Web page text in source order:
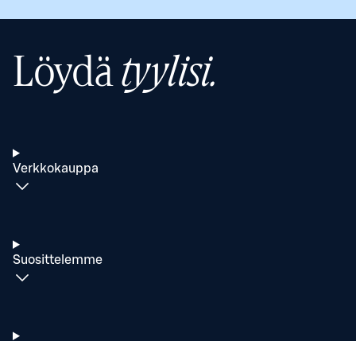
Löydätyylisi.
Verkkokauppa
Suosittelemme